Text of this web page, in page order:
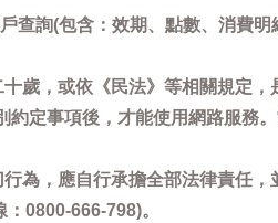
查詢(包含：效期、點數、消費
歲，或依《民法》等相關規定，
定事項後，才能使用網路服務
為，應自行承擔全部法律責任，
0800-666-798)。